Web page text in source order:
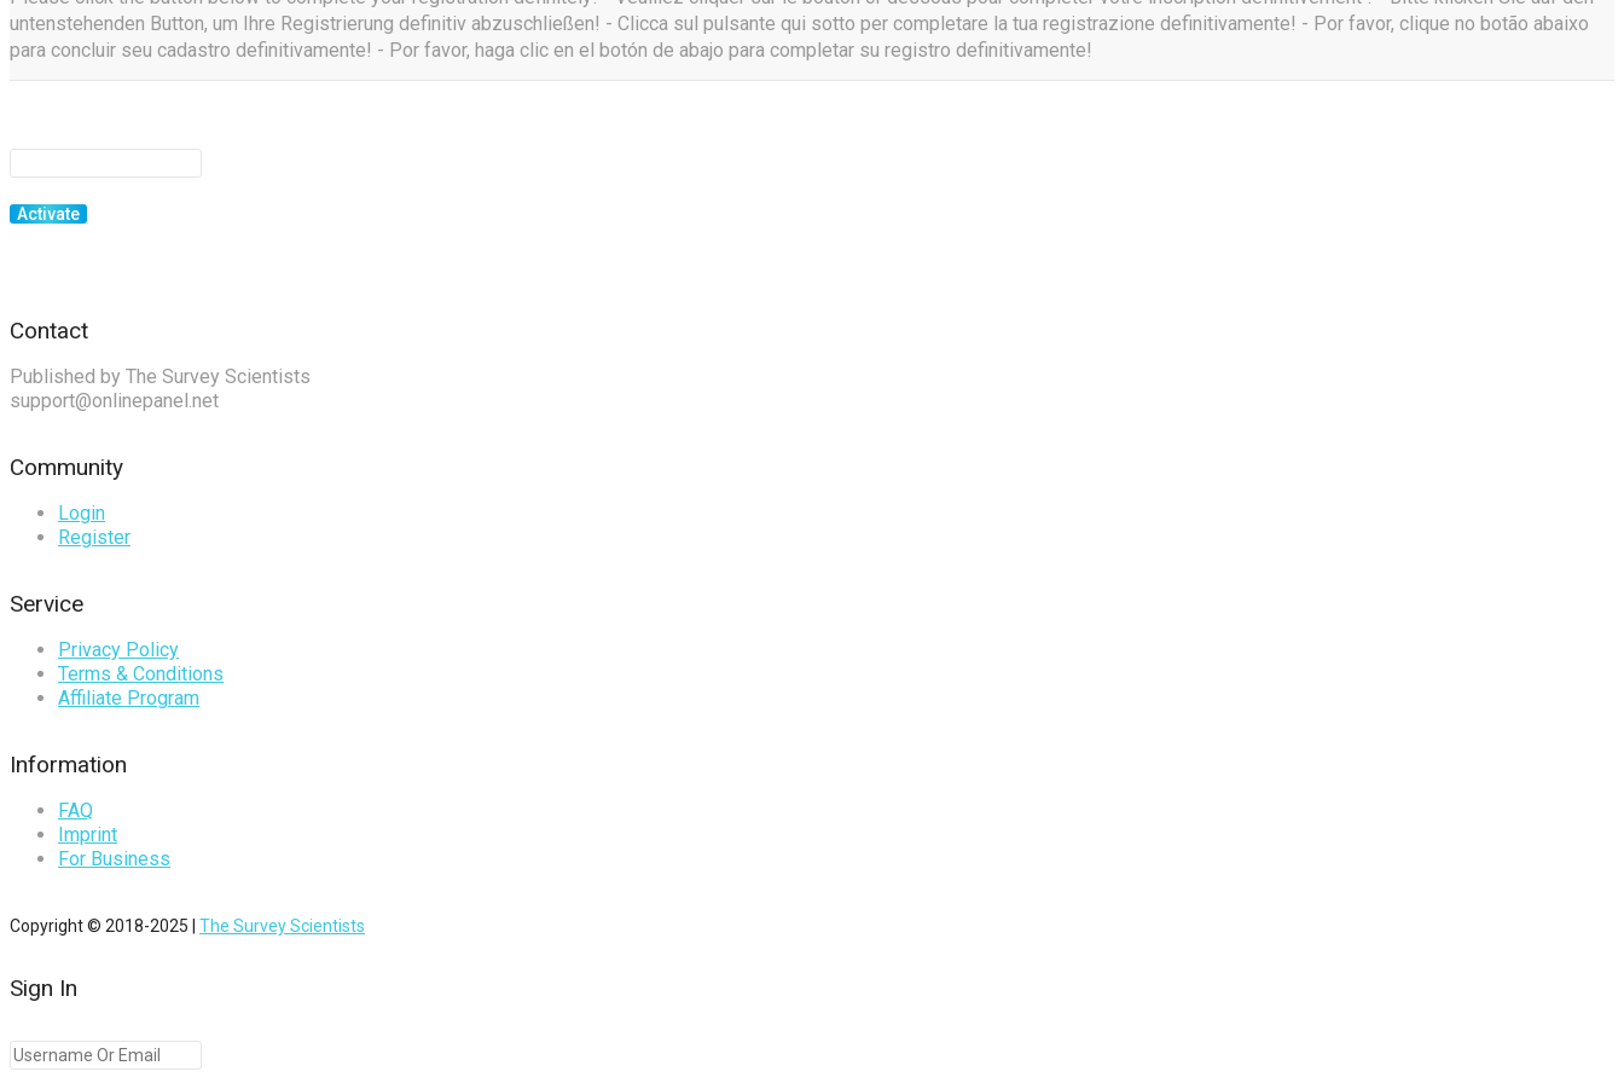
untenstehenden Button, um Ihre Registrierung definitiv abzuschließen! - Clicca sul pulsante qui sotto per completare la tua registrazione definitivamente! - Por favor, clique no botão abaixo
para concluir seu cadastro definitivamente! - Por favor, haga clic en el botón de abajo para completar su registro definitivamente!
Contact
Published by The Survey Scientists
support@onlinepanel.net
Community
Login
Register
Service
Privacy Policy
Terms & Conditions
Affiliate Program
Information
FAQ
Imprint
For Business
Copyright © 2018-2025 | The Survey Scientists
Sign In